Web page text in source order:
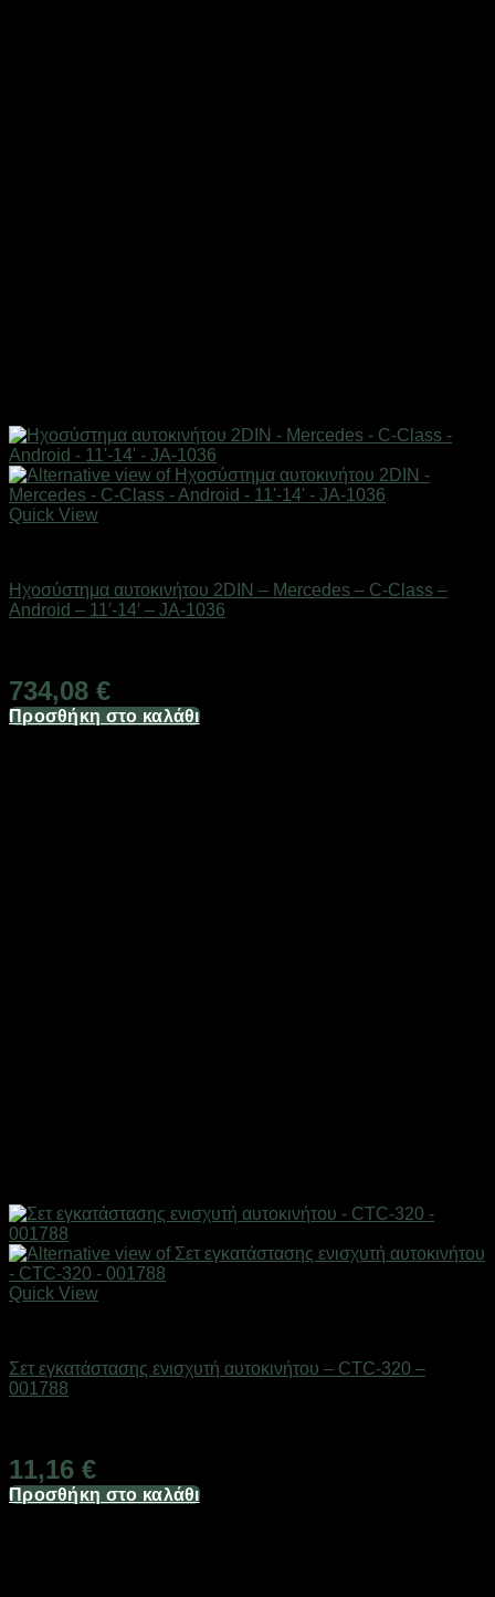
Quick View
Ηχοσύστημα αυτοκινήτου 2DIN – Mercedes – C-Class –
Android – 11′-14′ – JA-1036
734,08 €
Προσθήκη στο καλάθι
Quick View
Σετ εγκατάστασης ενισχυτή αυτοκινήτου – CTC-320 –
001788
11,16 €
Προσθήκη στο καλάθι